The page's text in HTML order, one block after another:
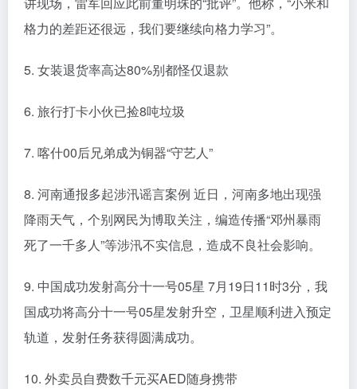
格力的差距还很远，我们要继续向格力学习”。
5. 女装退货率高达80%别都怪仅退款
6. 旅行打卡小伙已捡8吨垃圾
7. 喀什00后兄弟成为铜器“守艺人”
8. 河南通报多起涉汛谣言案例 近日，河南多地出现强
降雨天气，个别网民为博取关注，编造传播“邓州暴雨
死了一千多人”等涉汛不实信息，造成不良社会影响。
9. 中国成功发射高分十一号05星 7月19日11时3分，我
国成功将高分十一号05星发射升空，卫星顺利进入预定
轨道，发射任务获得圆满成功。
10. 外卖员自费数千元买AED随身携带